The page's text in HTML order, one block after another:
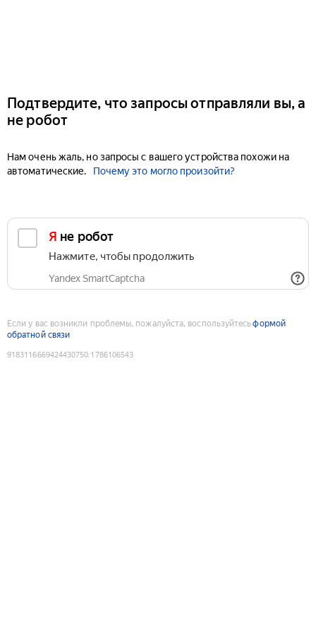
Подтвердите, что запросы отправляли вы, а
не робот
Нам очень жаль, но запросы с вашего устройства похожи на
автоматические.
Почему это могло произойти?
Я не робот
Нажмите, чтобы продолжить
Yandex SmartCaptcha
Если у вас возникли проблемы, пожалуйста, воспользуйтесьформой
обратной связи
9183116669424430750:1786106543